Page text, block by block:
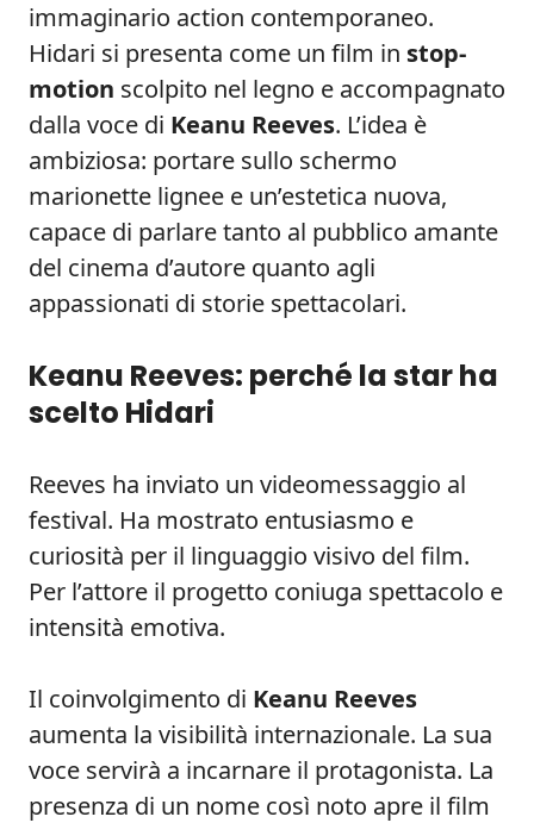
immaginario action contemporaneo.
Hidari si presenta come un film in stop-
motion scolpito nel legno e accompagnato
dalla voce di Keanu Reeves. L’idea è
ambiziosa: portare sullo schermo
marionette lignee e un’estetica nuova,
capace di parlare tanto al pubblico amante
del cinema d’autore quanto agli
appassionati di storie spettacolari.
Keanu Reeves: perché la star ha
scelto Hidari
Reeves ha inviato un videomessaggio al
festival. Ha mostrato entusiasmo e
curiosità per il linguaggio visivo del film.
Per l’attore il progetto coniuga spettacolo e
intensità emotiva.
Il coinvolgimento di Keanu Reeves
aumenta la visibilità internazionale. La sua
voce servirà a incarnare il protagonista. La
presenza di un nome così noto apre il film